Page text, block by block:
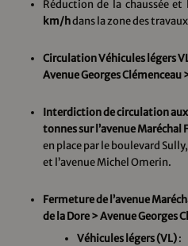
Réduction de la chaussée
km/hdans la zone des
Circulation Véhicules légers
Avenue Georges Clémenceau
Interdiction de circulation aux
tonnes sur l’avenue Maréchal
en place par le boulevard
et l’avenue Michel Omerin.
Fermeture de l’avenue
de la Dore > Avenue Georges
Véhicules légers (VL):